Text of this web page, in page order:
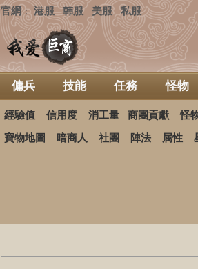
官網： 港服 韩服 美服 私服
傭兵 技能 任務 怪物
經驗值 信用度 消工量 商團貢獻 怪
寶物地圖 暗商人 社團 陣法 属性